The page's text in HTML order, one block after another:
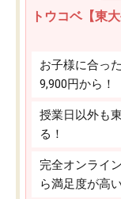
トウコベ【東
お子様に合っ
9,900円から！
授業日以外も
る！
完全オンライ
ら満足度が高い